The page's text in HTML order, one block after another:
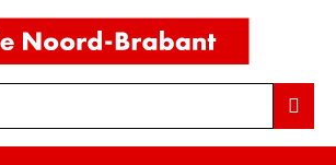
Ga
de
inhoud